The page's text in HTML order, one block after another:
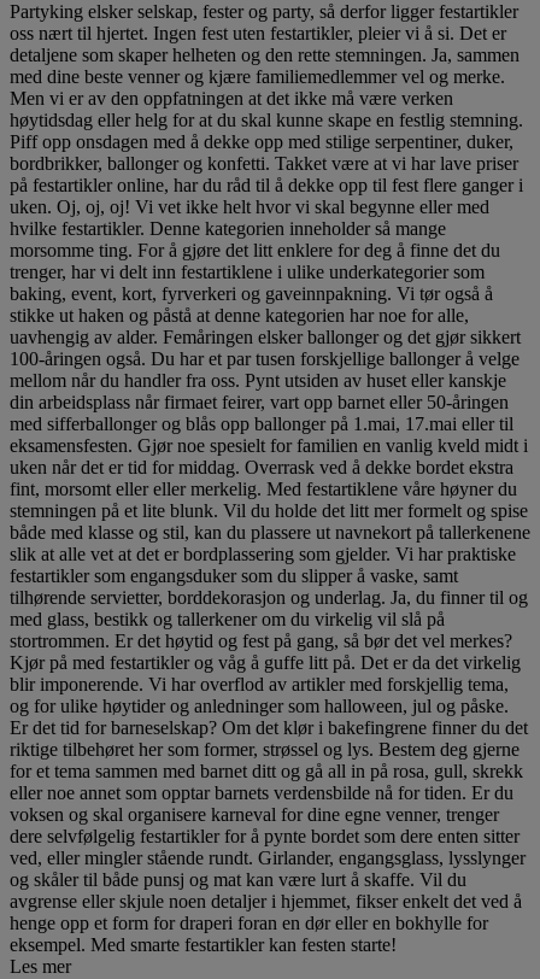
Partyking elsker selskap, fester og party, så derfor ligger festartikler
oss nært til hjertet. Ingen fest uten festartikler, pleier vi å si. Det er
detaljene som skaper helheten og den rette stemningen. Ja, sammen
med dine beste venner og kjære familiemedlemmer vel og merke.
Men vi er av den oppfatningen at det ikke må være verken
høytidsdag eller helg for at du skal kunne skape en festlig stemning.
Piff opp onsdagen med å dekke opp med stilige serpentiner, duker,
bordbrikker, ballonger og konfetti. Takket være at vi har lave priser
på festartikler online, har du råd til å dekke opp til fest flere ganger i
uken. Oj, oj, oj! Vi vet ikke helt hvor vi skal begynne eller med
hvilke festartikler. Denne kategorien inneholder så mange
morsomme ting. For å gjøre det litt enklere for deg å finne det du
trenger, har vi delt inn festartiklene i ulike underkategorier som
baking, event, kort, fyrverkeri og gaveinnpakning. Vi tør også å
stikke ut haken og påstå at denne kategorien har noe for alle,
uavhengig av alder. Femåringen elsker ballonger og det gjør sikkert
100-åringen også. Du har et par tusen forskjellige ballonger å velge
mellom når du handler fra oss. Pynt utsiden av huset eller kanskje
din arbeidsplass når firmaet feirer, vart opp barnet eller 50-åringen
med sifferballonger og blås opp ballonger på 1.mai, 17.mai eller til
eksamensfesten. Gjør noe spesielt for familien en vanlig kveld midt i
uken når det er tid for middag. Overrask ved å dekke bordet ekstra
fint, morsomt eller eller merkelig. Med festartiklene våre høyner du
stemningen på et lite blunk. Vil du holde det litt mer formelt og spise
både med klasse og stil, kan du plassere ut navnekort på tallerkenene
slik at alle vet at det er bordplassering som gjelder. Vi har praktiske
festartikler som engangsduker som du slipper å vaske, samt
tilhørende servietter, borddekorasjon og underlag. Ja, du finner til og
med glass, bestikk og tallerkener om du virkelig vil slå på
stortrommen. Er det høytid og fest på gang, så bør det vel merkes?
Kjør på med festartikler og våg å guffe litt på. Det er da det virkelig
blir imponerende. Vi har overflod av artikler med forskjellig tema,
og for ulike høytider og anledninger som halloween, jul og påske.
Er det tid for barneselskap? Om det klør i bakefingrene finner du det
riktige tilbehøret her som former, strøssel og lys. Bestem deg gjerne
for et tema sammen med barnet ditt og gå all in på rosa, gull, skrekk
eller noe annet som opptar barnets verdensbilde nå for tiden. Er du
voksen og skal organisere karneval for dine egne venner, trenger
dere selvfølgelig festartikler for å pynte bordet som dere enten sitter
ved, eller mingler stående rundt. Girlander, engangsglass, lysslynger
og skåler til både punsj og mat kan være lurt å skaffe. Vil du
avgrense eller skjule noen detaljer i hjemmet, fikser enkelt det ved å
henge opp et form for draperi foran en dør eller en bokhylle for
eksempel. Med smarte festartikler kan festen starte!
Les mer